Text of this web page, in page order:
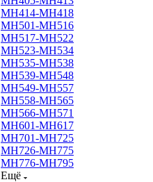
МН414-МН418
МН501-МН516
МН517-МН522
МН523-МН534
МН535-МН538
МН539-МН548
МН549-МН557
МН558-МН565
МН566-МН571
МН601-МН617
МН701-МН725
МН726-МН775
МН776-МН795
Ещё